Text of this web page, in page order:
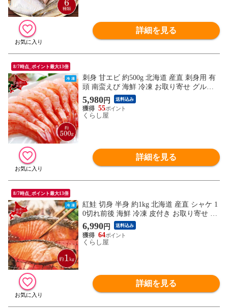
詳細を見る
8/7時点_ポイント最大13倍
刺身 甘エビ 約500g 北海道 産直 刺身用 有
頭 南蛮えび 海鮮 冷凍 お取り寄せ グルメ
夏ギフト 冬ギフト 同梱不可
5,980円 送料込み
55
くらし屋
詳細を見る
8/7時点_ポイント最大13倍
紅鮭 切身 半身 約1kg 北海道 産直 シャケ 1
0切れ前後 海鮮 冷凍 皮付き お取り寄せ グ
ルメ 夏ギフト 冬ギフト 朝食 同梱不可
6,990円 送料込み
64
くらし屋
詳細を見る